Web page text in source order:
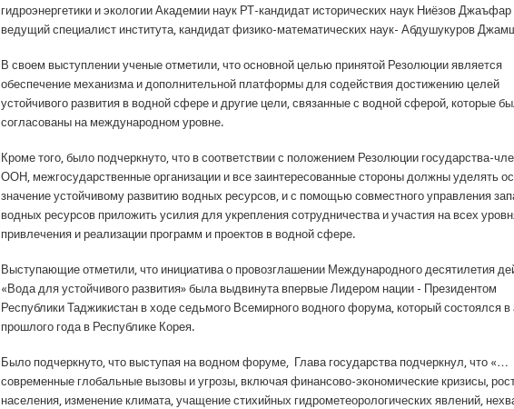
гидроэнергетики и экологии Академии наук РТ-кандидат исторических наук Ниёзов Джаъфар
ведущий специалист института, кандидат физико-математических наук- Абдушукуров
В своем выступлении ученые отметили, что основной целью принятой Резолюции является
обеспечение механизма и дополнительной платформы для содействия достижению целей
устойчивого развития в водной сфере и другие цели, связанные с водной сферой, которые
согласованы на международном уровне.
Кроме того, было подчеркнуто, что в соответствии с положением Резолюции государства-
ООН, межгосударственные организации и все заинтересованные стороны должны уделять
значение устойчивому развитию водных ресурсов, и с помощью совместного управления
водных ресурсов приложить усилия для укрепления сотрудничества и участия на всех
привлечения и реализации программ и проектов в водной сфере.
Выступающие отметили, что инициатива о провозглашении Международного десятилетия
«Вода для устойчивого развития» была выдвинута впервые Лидером нации - Президентом
Республики Таджикистан в ходе седьмого Всемирного водного форума, который состоялся в
прошлого года в Республике Корея.
Было подчеркнуто, что выступая на водном форуме, Глава государства подчеркнул, что «…
современные глобальные вызовы и угрозы, включая финансово-экономические кризисы,
населения, изменение климата, учащение стихийных гидрометеорологических явлений,